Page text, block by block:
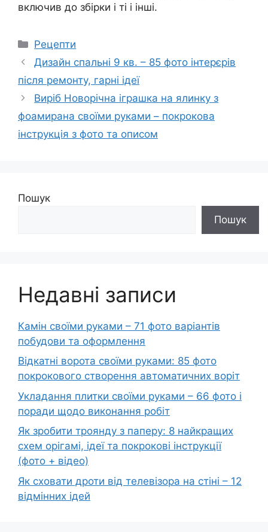
включив до збірки і ті і інші.
Категорії
Рецепти
Дизайн спальні 9 кв. – 85 фото інтерєрів
після ремонту, гарні ідеї
Виріб Новорічна іграшка на ялинку з
фоамирана своїми руками – покрокова
інструкція з фото та описом
Пошук
Пошук
Недавні записи
Камін своїми руками – 71 фото варіантів
побудови та оформлення
Відкатні ворота своїми руками: 85 фото
покрокового створення автоматичних воріт
Укладання плитки своїми руками – 66 фото і
поради щодо виконання робіт
Як зробити троянду з паперу: 8 найкращих
схем орігамі, ідеї та покрокові інструкції
(фото + відео)
Як сховати дроти від телевізора на стіні – 12
відмінних ідей